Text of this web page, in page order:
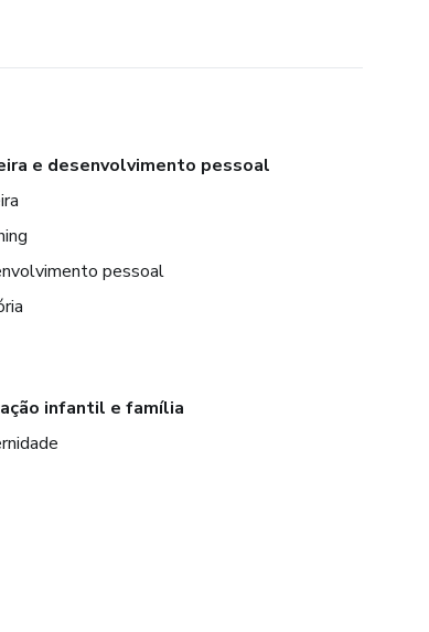
e desenvolvimento pessoal
pessoal
infantil e família